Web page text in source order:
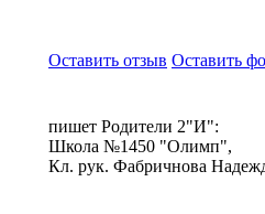
Оставить отзыв Оставить
пишет Родители 2"И":
Школа №1450 "Олимп",
Кл. рук. Фабричнова